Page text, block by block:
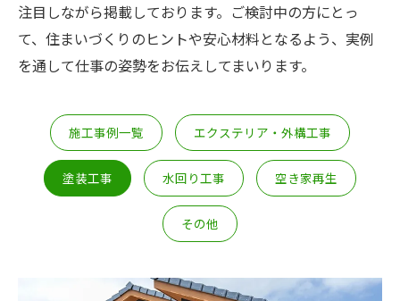
注目しながら掲載しております。ご検討中の方にとっ
て、住まいづくりのヒントや安心材料となるよう、実例
を通して仕事の姿勢をお伝えしてまいります。
施工事例一覧 エクステリア・外構工事
塗装工事 水回り工事 空き家再生
その他